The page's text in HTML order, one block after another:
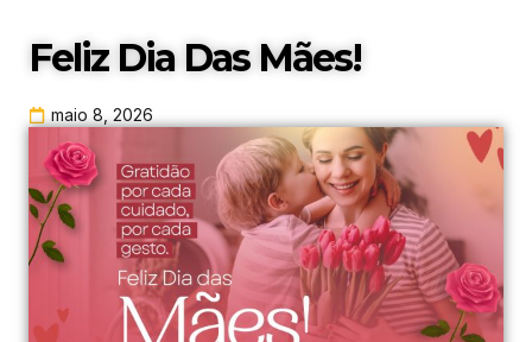
Feliz Dia Das Mães!
maio 8, 2026